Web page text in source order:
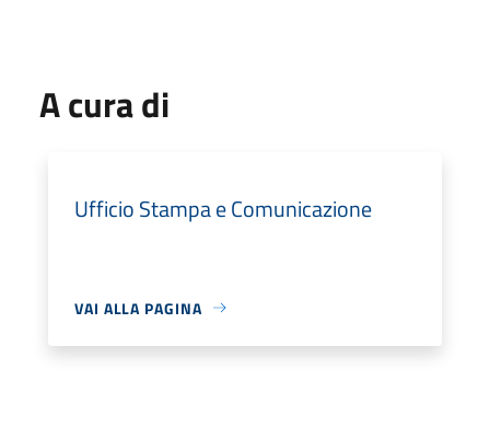
A cura di
Ufficio Stampa e Comunicazione
VAI ALLA PAGINA